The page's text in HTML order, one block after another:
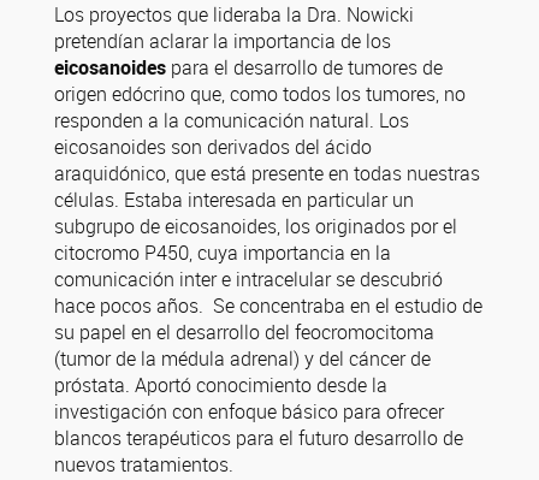
Los proyectos que lideraba la Dra. Nowicki
pretendían aclarar la importancia de los
eicosanoides para el desarrollo de tumores de
origen edócrino que, como todos los tumores, no
responden a la comunicación natural. Los
eicosanoides son derivados del ácido
araquidónico, que está presente en todas nuestras
células. Estaba interesada en particular un
subgrupo de eicosanoides, los originados por el
citocromo P450, cuya importancia en la
comunicación inter e intracelular se descubrió
hace pocos años. Se concentraba en el estudio de
su papel en el desarrollo del feocromocitoma
(tumor de la médula adrenal) y del cáncer de
próstata. Aportó conocimiento desde la
investigación con enfoque básico para ofrecer
blancos terapéuticos para el futuro desarrollo de
nuevos tratamientos.